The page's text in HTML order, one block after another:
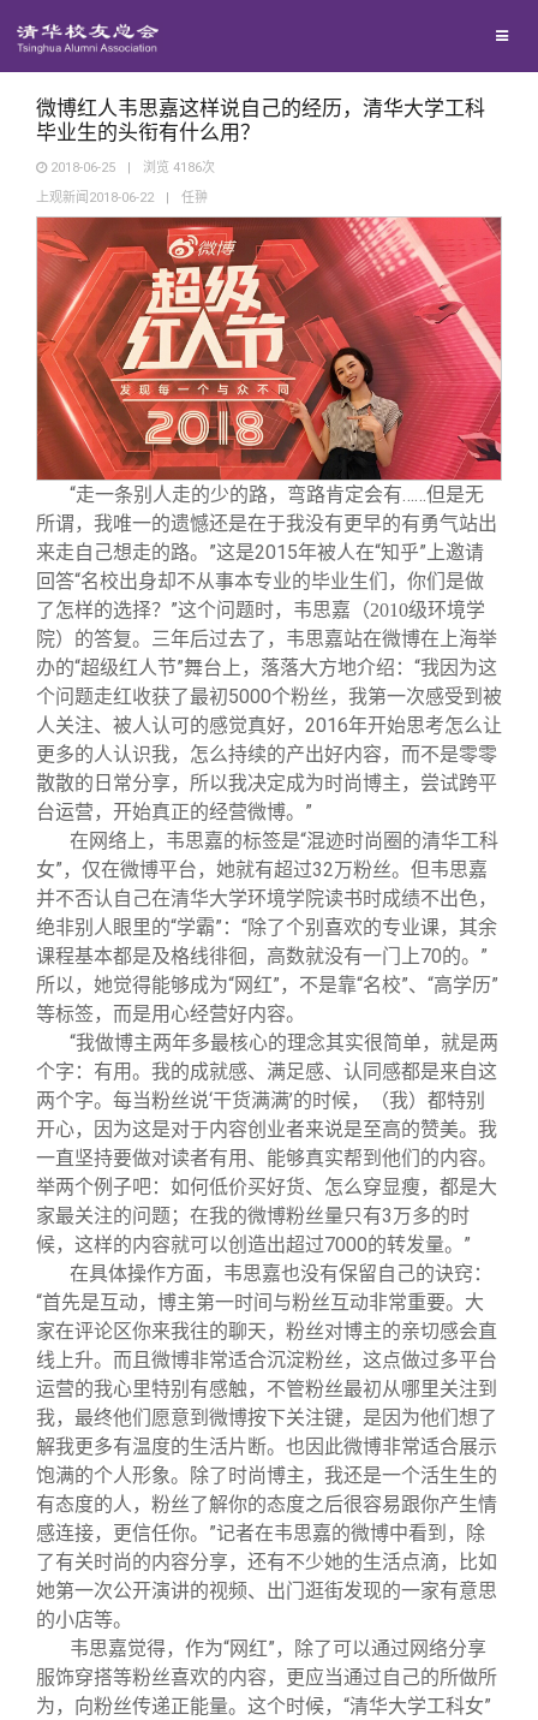
西南联大校友会
义工计划
新媒体平台
青春风采
校友文苑
校友讲坛
校友视界
校友服务
终身学习
信息化服务
三创大赛
实用信息
校友总会
总会简介
会长致辞
总会章程
理事会名单
制度法规
联系我们
关闭
微博红人韦思嘉这样说自己的经历，清华大学工科
毕业生的头衔有什么用？
2018-06-25 | 浏览 4186次
上观新闻2018-06-22
| 任翀
“走一条别人走的少的路，弯路肯定会有……但是无
所谓，我唯一的遗憾还是在于我没有更早的有勇气站出
来走自己想走的路。”这是2015年被人在“知乎”上邀请
回答“名校出身却不从事本专业的毕业生们，你们是做
了怎样的选择？”这个问题时，韦思嘉 （2010级环境学
院） 的答复。三年后过去了，韦思嘉站在微博在上海举
办的“超级红人节”舞台上，落落大方地介绍：“我因为这
个问题走红收获了最初5000个粉丝，我第一次感受到被
人关注、被人认可的感觉真好，2016年开始思考怎么让
更多的人认识我，怎么持续的产出好内容，而不是零零
散散的日常分享，所以我决定成为时尚博主，尝试跨平
台运营，开始真正的经营微博。”
在网络上，韦思嘉的标签是“混迹时尚圈的清华工科
女”，仅在微博平台，她就有超过32万粉丝。但韦思嘉
并不否认自己在清华大学环境学院读书时成绩不出色，
绝非别人眼里的“学霸”：“除了个别喜欢的专业课，其余
课程基本都是及格线徘徊，高数就没有一门上70的。”
所以，她觉得能够成为“网红”，不是靠“名校”、“高学历”
等标签，而是用心经营好内容。
“我做博主两年多最核心的理念其实很简单，就是两
个字：有用。我的成就感、满足感、认同感都是来自这
两个字。每当粉丝说‘干货满满’的时候，（我）都特别
开心，因为这是对于内容创业者来说是至高的赞美。我
一直坚持要做对读者有用、能够真实帮到他们的内容。
举两个例子吧：如何低价买好货、怎么穿显瘦，都是大
家最关注的问题；在我的微博粉丝量只有3万多的时
候，这样的内容就可以创造出超过7000的转发量。”
在具体操作方面，韦思嘉也没有保留自己的诀窍：
“首先是互动，博主第一时间与粉丝互动非常重要。大
家在评论区你来我往的聊天，粉丝对博主的亲切感会直
线上升。而且微博非常适合沉淀粉丝，这点做过多平台
运营的我心里特别有感触，不管粉丝最初从哪里关注到
我，最终他们愿意到微博按下关注键，是因为他们想了
解我更多有温度的生活片断。也因此微博非常适合展示
饱满的个人形象。除了时尚博主，我还是一个活生生的
有态度的人，粉丝了解你的态度之后很容易跟你产生情
感连接，更信任你。”记者在韦思嘉的微博中看到，除
了有关时尚的内容分享，还有不少她的生活点滴，比如
她第一次公开演讲的视频、出门逛街发现的一家有意思
的小店等。
韦思嘉觉得，作为“网红”，除了可以通过网络分享
服饰穿搭等粉丝喜欢的内容，更应当通过自己的所做所
为，向粉丝传递正能量。这个时候，“清华大学工科女”